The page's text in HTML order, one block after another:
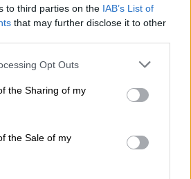
to third parties on the IAB’s List of
that may further disclose it to other
app uses one or more Google
usage behaviour. You may click to
Google and its third-party tags to
specified purposes in below Google
Opt Outs
the Sharing of my
the Sale of my
για τον
- Οι πρώτες
11:29
λόγω πολέμου στη
Πώς επέφερε
50 δισ. δολαρίων